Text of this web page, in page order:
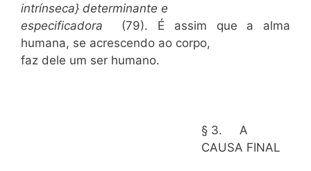
intrínseca} determinante e
especificadora (79). É assim que a alma
humana, se acrescendo ao corpo,
faz dele um ser humano.
§ 3. A
CAUSA FINAL